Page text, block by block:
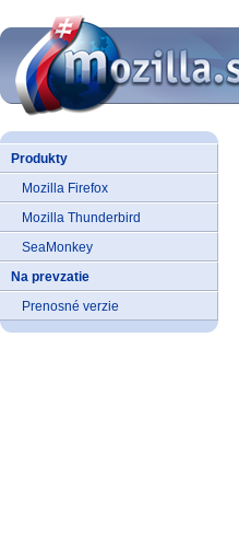
Produkty
Mozilla Firefox
Mozilla Thunderbird
SeaMonkey
Na prevzatie
Prenosné verzie